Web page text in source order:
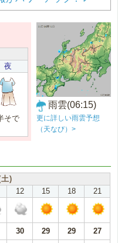
夜
そで
雨雲(06:15)
更に詳しい雨雲予想
（天なび）>
)
12 15 18 21
30 29 29
27